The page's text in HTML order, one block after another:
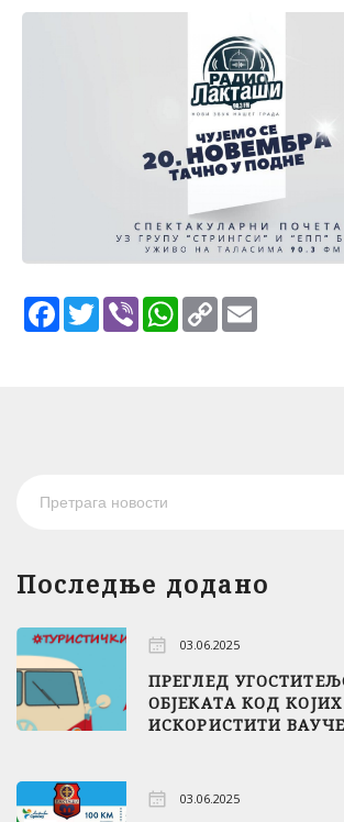
Facebook
TwitterViber WhatsApp
Copy
Link
Последње додано
03.06.2025
ПРЕГЛЕД
ОБЈЕКАТА КОД
ИСКОРИСТИТИ
03.06.2025